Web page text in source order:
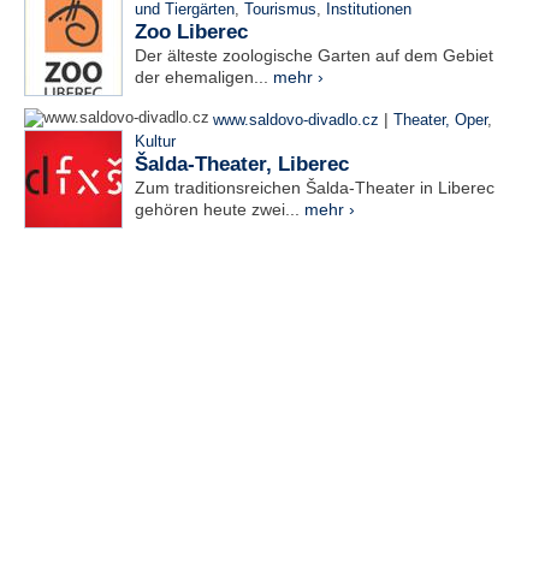
und Tiergärten, Tourismus, Institutionen
Zoo Liberec
Der älteste zoologische Garten auf dem Gebiet
der ehemaligen... mehr ›
www.saldovo-divadlo.cz | Theater, Oper,
Kultur
Šalda-Theater, Liberec
Zum traditionsreichen Šalda-Theater in Liberec
gehören heute zwei... mehr ›